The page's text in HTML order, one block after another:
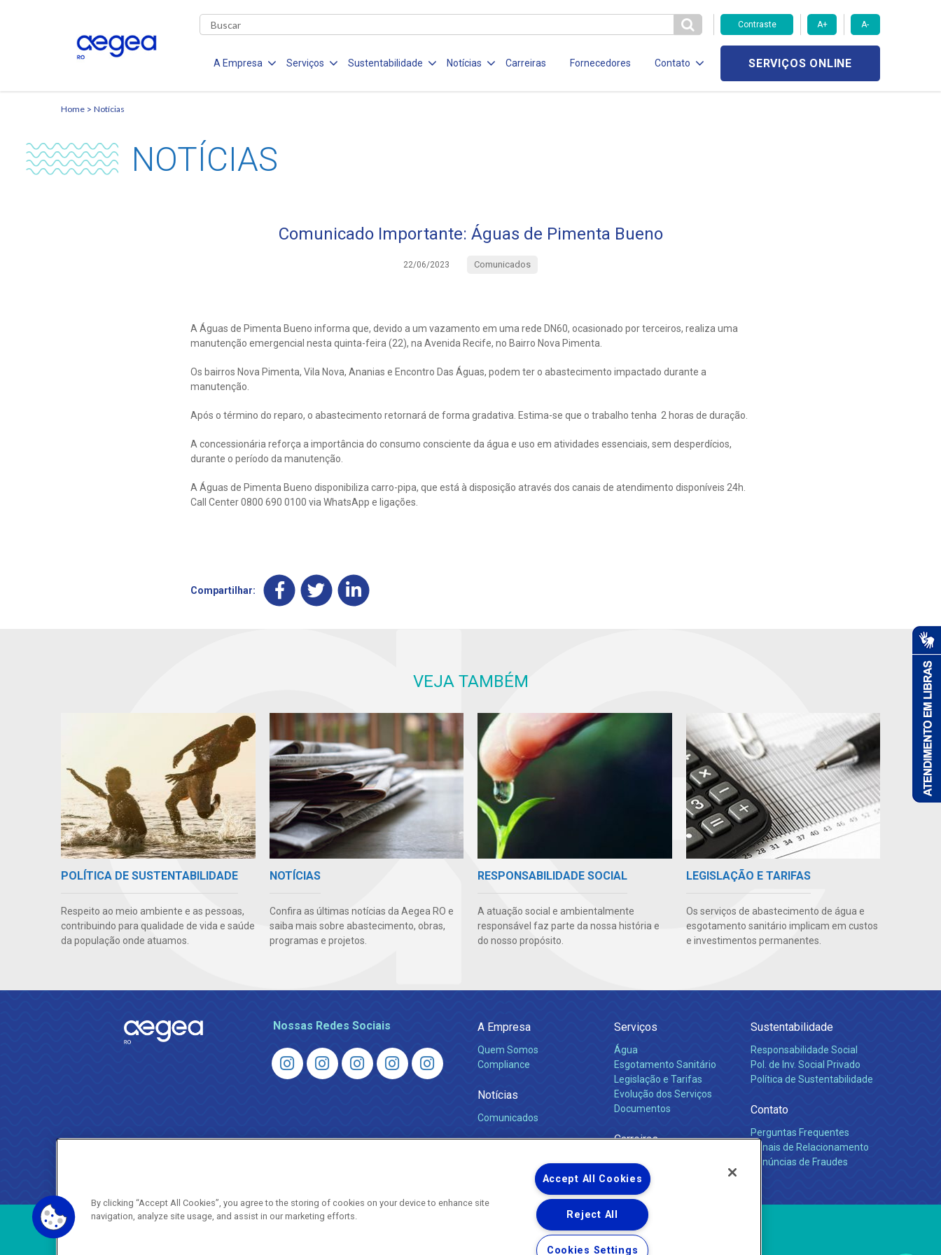
Contraste A+ A-
A Empresa Serviços Sustentabilidade Notícias Carreiras Fornecedores Contato SERVIÇOS ONLINE
Home Notícias
NOTÍCIAS
Comunicado Importante: Águas de Pimenta Bueno
22/06/2023 Comunicados
A Águas de Pimenta Bueno informa que, devido a um vazamento em uma rede DN60, ocasionado por terceiros, realiza uma
manutenção emergencial nesta quinta-feira (22), na Avenida Recife, no Bairro Nova Pimenta.
Os bairros Nova Pimenta, Vila Nova, Ananias e Encontro Das Águas, podem ter o abastecimento impactado durante a
manutenção.
Após o término do reparo, o abastecimento retornará de forma gradativa. Estima-se que o trabalho tenha 2 horas de duração.
A concessionária reforça a importância do consumo consciente da água e uso em atividades essenciais, sem desperdícios,
durante o período da manutenção.
A Águas de Pimenta Bueno disponibiliza carro-pipa, que está à disposição através dos canais de atendimento disponíveis 24h.
Call Center 0800 690 0100 via WhatsApp e ligações.
Compartilhar:
VEJA TAMBÉM
POLÍTICA DE SUSTENTABILIDADE
Respeito ao meio ambiente e as pessoas,
contribuindo para qualidade de vida e saúde
da população onde atuamos.
NOTÍCIAS
Confira as últimas notícias da Aegea RO e
saiba mais sobre abastecimento, obras,
programas e projetos.
RESPONSABILIDADE SOCIAL
A atuação social e ambientalmente
responsável faz parte da nossa história e
do nosso propósito.
LEGISLAÇÃO E TARIFAS
Os serviços de abastecimento de água e
esgotamento sanitário implicam em custos
e investimentos permanentes.
Nossas Redes Sociais A Empresa
Quem Somos
Compliance
Notícias
Comunicados
Serviços
Água
Esgotamento Sanitário
Legislação e Tarifas
Evolução dos Serviços
Documentos
Carreiras
Sustentabilidade
Responsabilidade Social
Pol. de Inv. Social Privado
Política de Sustentabilidade
Contato
Perguntas Frequentes
Canais de Relacionamento
Denúncias de Fraudes
Copyright © 2026 - Todos os Direitos Reservados.
By clicking “Accept All Cookies”, you agree to the storing of cookies on your device to enhance site
navigation, analyze site usage, and assist in our marketing efforts.
Accept All Cookies
Reject All
Cookies Settings